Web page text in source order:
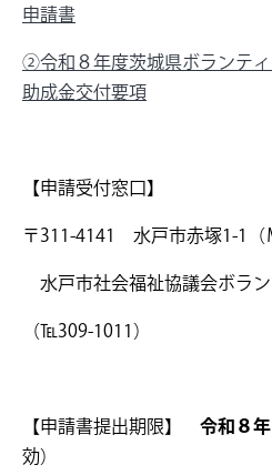
申請書
②令和８年度茨城県ボランテ
助成金交付要項
【申請受付窓口】
〒311-4141 水戸市赤塚1-1（
水戸市社会福祉協議会ボラ
（℡309-1011）
【申請書提出期限】 令和８
効）